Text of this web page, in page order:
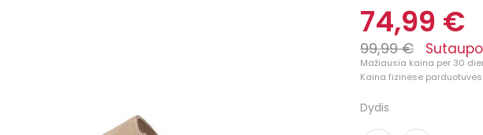
74,99 €
99,99 €
Mažiausia kaina per 30
Kaina fizinėse
Dydis